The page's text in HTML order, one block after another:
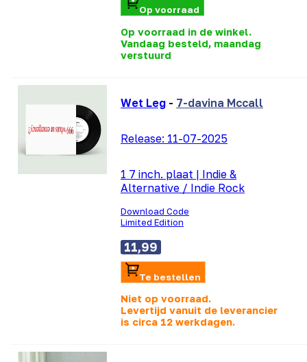
Op voorraad
Op voorraad in de winkel.
Vandaag besteld, maandag
verstuurd
Wet Leg - 7-davina Mccall
Release: 11-07-2025
1 7 inch. plaat | Indie &
Alternative / Indie Rock
Download Code
Limited Edition
11,99
Te bestellen
Niet op voorraad.
Levertijd vanuit de leverancier
is circa 12 werkdagen.